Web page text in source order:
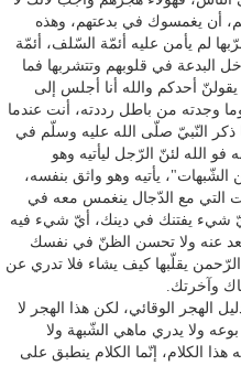
أن يغمسوك في بدعتهم، وهذه
لم يأمن عليه أئمّة السّلف، أئمّة
البدعة في قلوبهم وتتشربها فما
أحدكم والله أنا أجلس إلى
وجدته من باطل رددته، أنت عندما
ذكر النّبيّ صلّى الله عليه وسلّم في
الله لئنّ الرّجل ليأتيه وهو
يأتيه وهو واثق بنفسه،
التي مع الدّجال ينغمس معه في
شيء يفتنك في دينك، أيّ شيء فيه
عنه ولا تحسن الظنّ في نفسك
الرّحمن يقلّبها كيف يشاء فلا تدري عن
وآخرتك.
الهجر الوقائي، لكن هذا الهجر لا
ولا يدري ماهي الشّبهة ولا
الكلام، إنّما الكلام ينطبق على